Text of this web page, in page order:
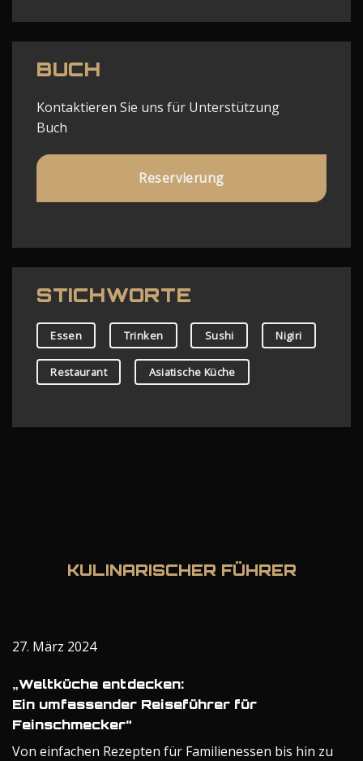
BUCH
Kontaktieren Sie uns für Unterstützung
Buch
Reservierung
STICHWORTE
Essen Trinken Sushi Nigiri
Restaurant Asiatische Küche
KULINARISCHER FÜHRER
27. März 2024
„Weltküche entdecken:
Ein umfassender Reiseführer für
Feinschmecker“
Von einfachen Rezepten für Familienessen bis hin zu